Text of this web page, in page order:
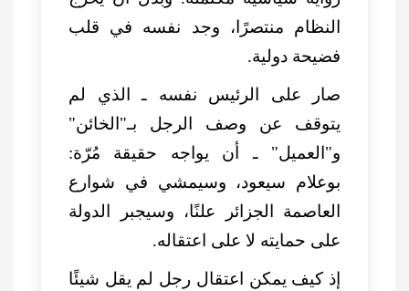
النظام منتصرًا، وجد نفسه في قلب
فضيحة دولية.
صار على الرئيس نفسه ـ الذي لم
يتوقف عن وصف الرجل بـ"الخائن"
و"العميل" ـ أن يواجه حقيقة مُرّة:
بوعلام سيعود، وسيمشي في شوارع
العاصمة الجزائر علنًا، وسيجبر الدولة
على حمايته لا على اعتقاله.
إذ كيف يمكن اعتقال رجل لم يقل شيئًا